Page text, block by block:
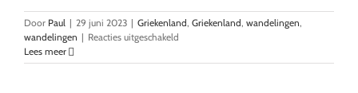
Door Paul | 29 juni 2023 | Griekenland, Griekenland, wandelingen,
wandelingen | Reacties uitgeschakeld
–
Lees meer